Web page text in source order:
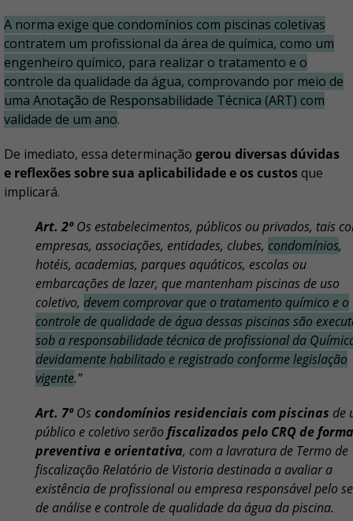
A norma exige que condomínios com piscinas coletivas
contratem um profissional da área de química, como um
engenheiro químico, para realizar o tratamento e o
controle da qualidade da água, comprovando por meio de
uma Anotação de Responsabilidade Técnica (ART) com
validade de um ano.
De imediato, essa determinação gerou diversas dúvidas
e reflexões sobre sua aplicabilidade e os custosque
implicará.
Art. 2ºOs estabelecimentos, públicos ou privados, tais
empresas, associações, entidades, clubes, condomínios,
hotéis, academias, parques aquáticos, escolas ou
embarcações de lazer, que mantenham piscinas de uso
coletivo, devem comprovar que o tratamento químico e o
controle de qualidade de água dessas piscinas são
sob a responsabilidade técnica de profissional da
devidamente habilitado e registrado conforme legislação
vigente.”
Art. 7ºOscondomínios residenciais com piscinas de
público e coletivo serão fiscalizados pelo CRQ de forma
preventiva e orientativa, com a lavratura de Termo de
fiscalização Relatório de Vistoria destinada a avaliar a
existência de profissional ou empresa responsável pelo
de análise e controle de qualidade da água da piscina.